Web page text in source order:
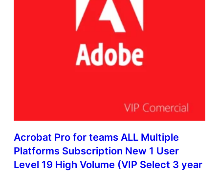
Acrobat Pro for teams ALL Multiple
Platforms Subscription New 1 User
Level 19 High Volume (VIP Select 3 year